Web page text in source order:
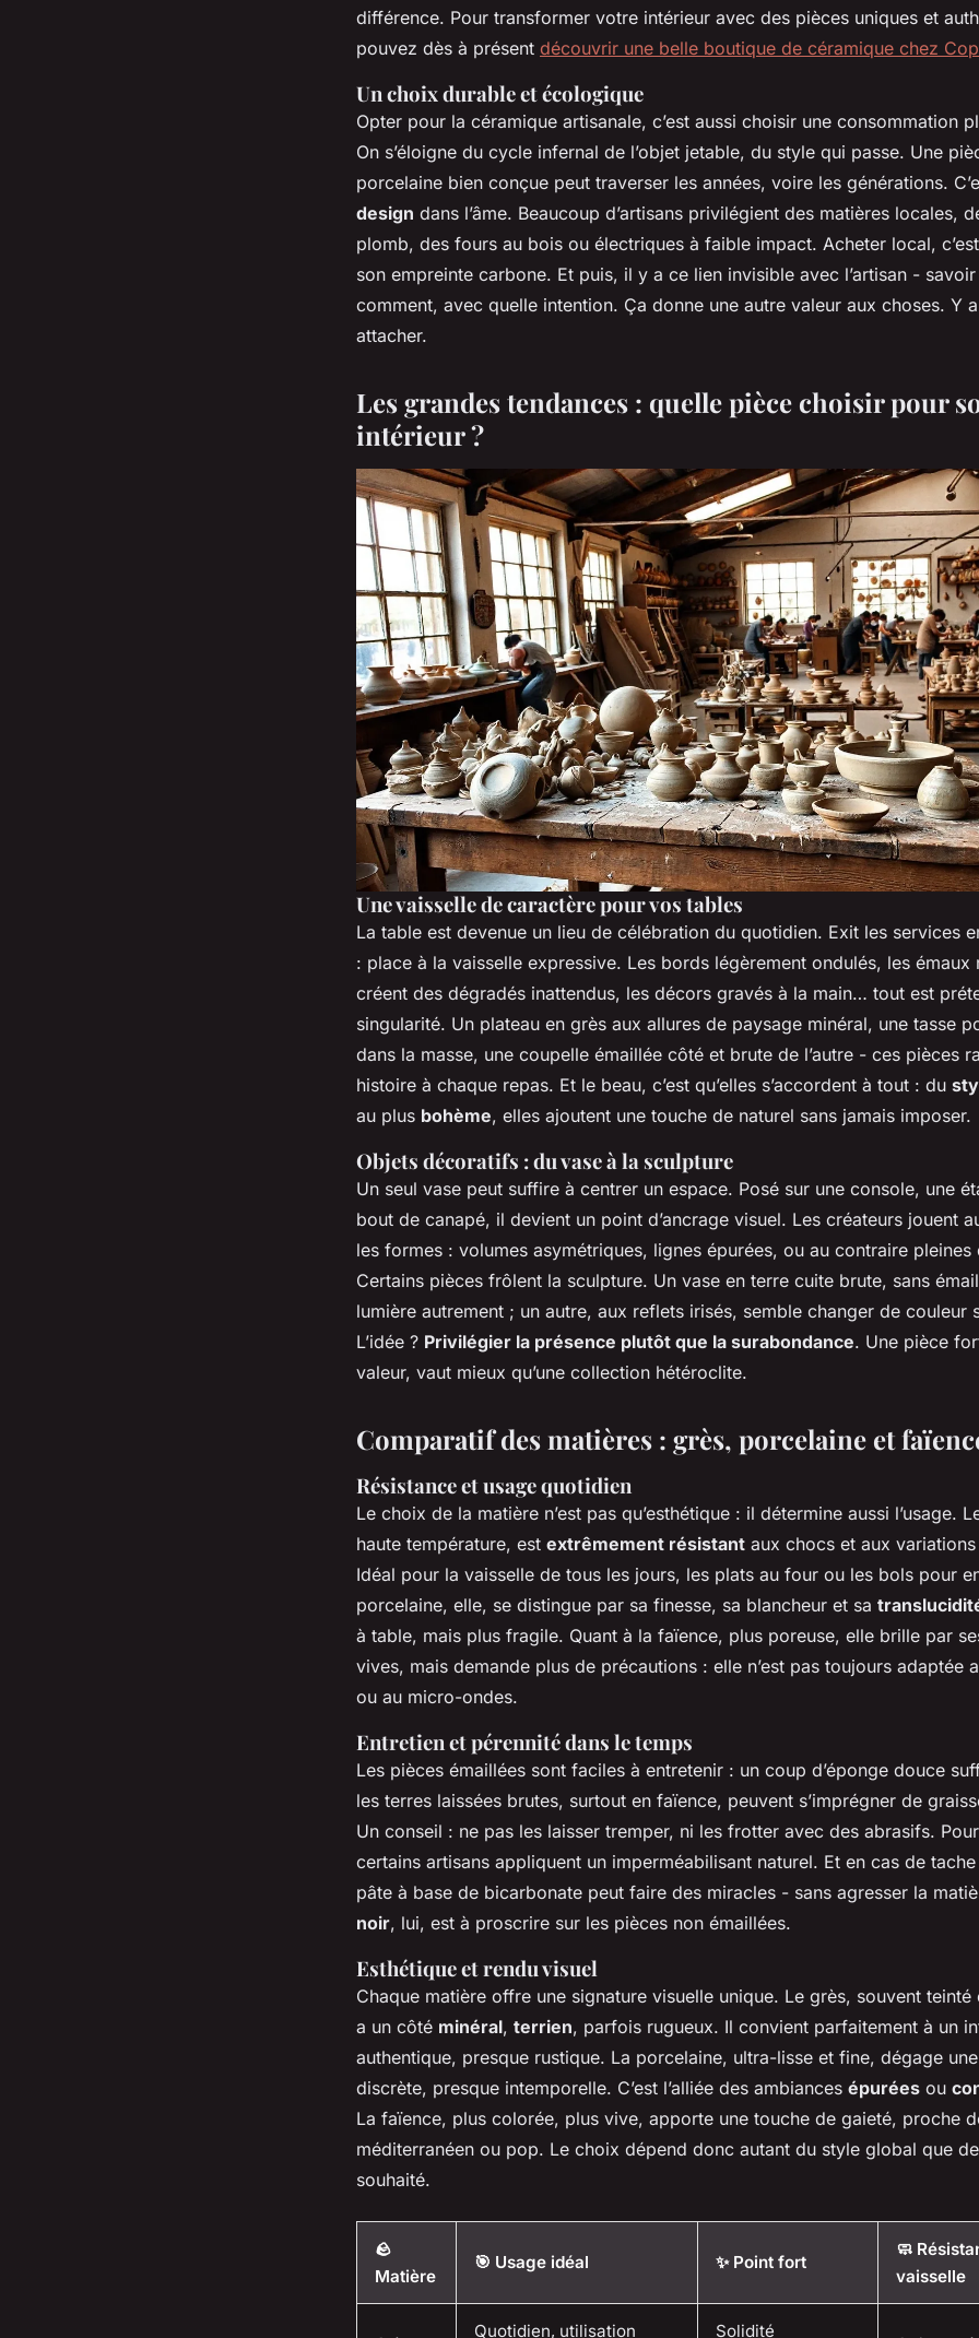
différence. Pour transformer votre intérieur avec des pièces uniques et
pouvez dès à présent découvrir une belle boutique de céramique chez
Un choix durable et écologique
Opter pour la céramique artisanale, c’est aussi choisir une consommation
On s’éloigne du cycle infernal de l’objet jetable, du style qui passe. Une
porcelaine bien conçue peut traverser les années, voire les générations.
design dans l’âme. Beaucoup d’artisans privilégient des matières locales,
plomb, des fours au bois ou électriques à faible impact. Acheter local,
son empreinte carbone. Et puis, il y a ce lien invisible avec l’artisan -
comment, avec quelle intention. Ça donne une autre valeur aux choses. Y
attacher.
Les grandes tendances : quelle pièce choisir pour
intérieur ?
Une vaisselle de caractère pour vos tables
La table est devenue un lieu de célébration du quotidien. Exit les services
: place à la vaisselle expressive. Les bords légèrement ondulés, les émaux
créent des dégradés inattendus, les décors gravés à la main… tout est
singularité. Un plateau en grès aux allures de paysage minéral, une tasse
dans la masse, une coupelle émaillée côté et brute de l’autre - ces pièces
histoire à chaque repas. Et le beau, c’est qu’elles s’accordent à tout : du
au plus bohème, elles ajoutent une touche de naturel sans jamais imposer.
Objets décoratifs : du vase à la sculpture
Un seul vase peut suffire à centrer un espace. Posé sur une console, une
bout de canapé, il devient un point d’ancrage visuel. Les créateurs jouent
les formes : volumes asymétriques, lignes épurées, ou au contraire pleines
Certains pièces frôlent la sculpture. Un vase en terre cuite brute, sans
lumière autrement ; un autre, aux reflets irisés, semble changer de couleur
L’idée ? Privilégier la présence plutôt que la surabondance. Une pièce
valeur, vaut mieux qu’une collection hétéroclite.
Comparatif des matières : grès, porcelaine et
Résistance et usage quotidien
Le choix de la matière n’est pas qu’esthétique : il détermine aussi l’usage.
haute température, est extrêmement résistant aux chocs et aux
Idéal pour la vaisselle de tous les jours, les plats au four ou les bols pour
porcelaine, elle, se distingue par sa finesse, sa blancheur et sa
à table, mais plus fragile. Quant à la faïence, plus poreuse, elle brille par
vives, mais demande plus de précautions : elle n’est pas toujours adaptée
ou au micro-ondes.
Entretien et pérennité dans le temps
Les pièces émaillées sont faciles à entretenir : un coup d’éponge douce
les terres laissées brutes, surtout en faïence, peuvent s’imprégner de
Un conseil : ne pas les laisser tremper, ni les frotter avec des abrasifs.
certains artisans appliquent un imperméabilisant naturel. Et en cas de
pâte à base de bicarbonate peut faire des miracles - sans agresser la
noir, lui, est à proscrire sur les pièces non émaillées.
Esthétique et rendu visuel
Chaque matière offre une signature visuelle unique. Le grès, souvent teinté
a un côté minéral, terrien, parfois rugueux. Il convient parfaitement à un
authentique, presque rustique. La porcelaine, ultra-lisse et fine, dégage
discrète, presque intemporelle. C’est l’alliée des ambiances épurées ou
La faïence, plus colorée, plus vive, apporte une touche de gaieté, proche
méditerranéen ou pop. Le choix dépend donc autant du style global que de
souhaité.
🪨
Matière
🎯 Usage idéal ✨ Point fort
🧼
vaisselle
Quotidien, utilisation Solidité